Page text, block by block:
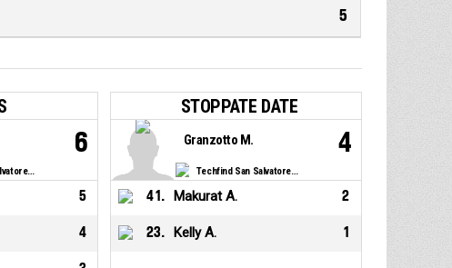
5
Techfind San Salvatore Selargius
6
5
4
STOPPATE DATE
Techfind San Salvatore Selargius
Granzotto M. 4
41 . Makurat A. 2
23. Kelly A. 1